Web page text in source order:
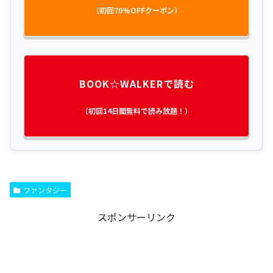
（初回70%OFFクーポン）
BOOK☆WALKERで読む
（初回14日間無料で読み放題！）
ファンタジー
スポンサーリンク